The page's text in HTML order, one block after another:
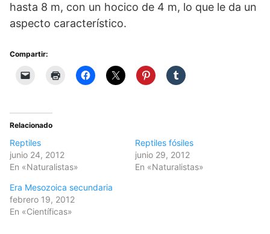
hasta 8 m, con un hocico de 4 m, lo que le da un
aspecto característico.
Compartir:
Relacionado
Reptiles
junio 24, 2012
En «Naturalistas»
Reptiles fósiles
junio 29, 2012
En «Naturalistas»
Era Mesozoica secundaria
febrero 19, 2012
En «Científicas»